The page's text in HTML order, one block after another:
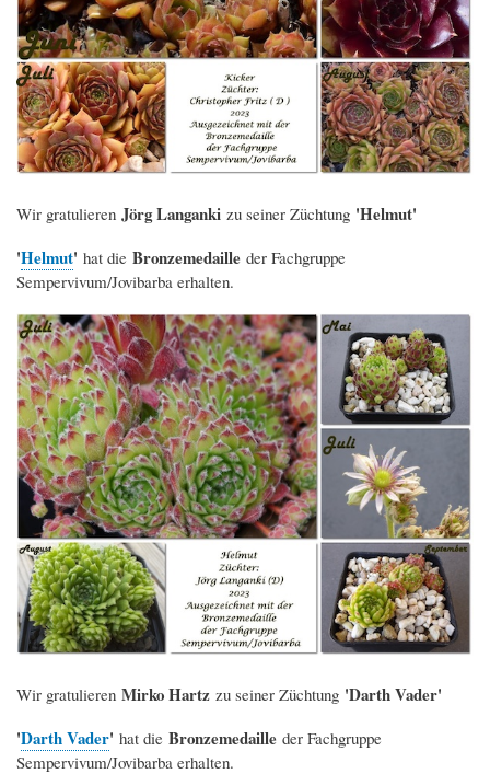
Wir gratulieren Jörg Langanki zu seiner Züchtung 'Helmut'
'Helmut' hat die Bronzemedaille der Fachgruppe
Sempervivum/Jovibarba erhalten.
Wir gratulieren Mirko Hartz zu seiner Züchtung 'Darth Vader'
'Darth Vader' hat die Bronzemedaille der Fachgruppe
Sempervivum/Jovibarba erhalten.